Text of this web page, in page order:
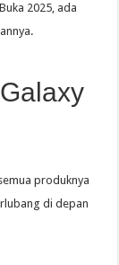
2025, ada
produknya
di depan